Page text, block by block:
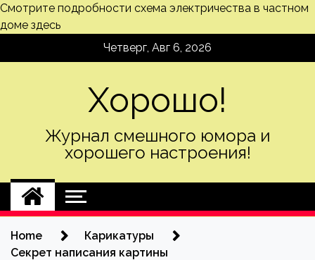
Смотрите подробности схема электричества в частном
доме здесь
Четверг, Авг 6, 2026
Хорошо!
Журнал смешного юмора и
хорошего настроения!
Home
Карикатуры
Секрет написания картины